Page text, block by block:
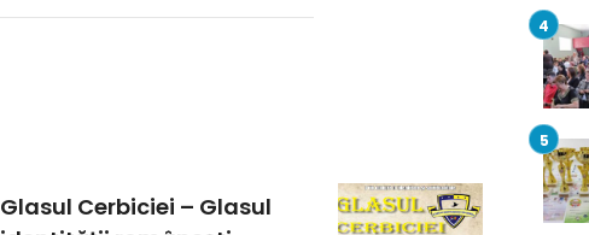
Glasul Cerbiciei – Glasul